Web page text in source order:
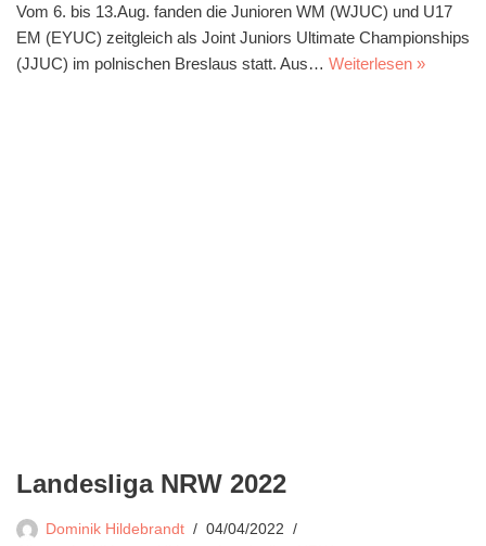
Vom 6. bis 13.Aug. fanden die Junioren WM (WJUC) und U17
EM (EYUC) zeitgleich als Joint Juniors Ultimate Championships
(JJUC) im polnischen Breslaus statt. Aus… Weiterlesen »
Landesliga NRW 2022
Dominik Hildebrandt
04/04/2022